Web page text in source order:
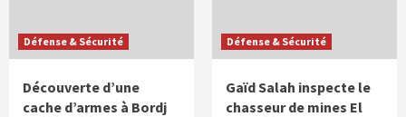
Défense & Sécurité
Découverte d’une
cache d’armes à Bordj
Défense & Sécurité
Gaïd Salah inspecte le
chasseur de mines El